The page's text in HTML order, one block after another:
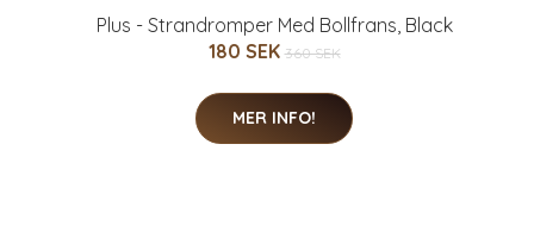
Plus - Strandromper Med Bollfrans, Black
180 SEK 360 SEK
MER INFO!